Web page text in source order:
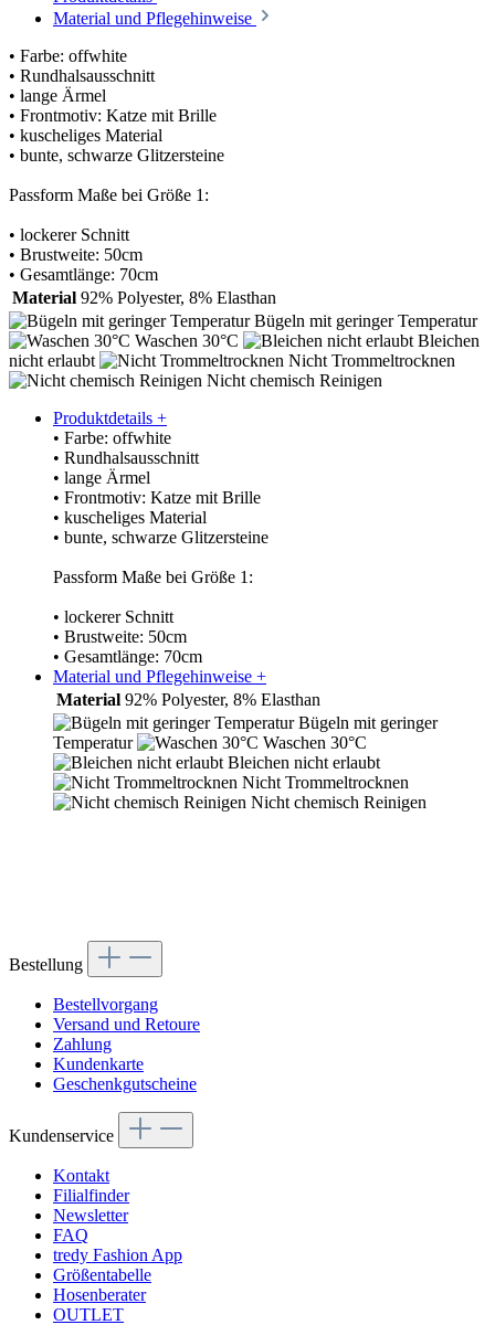
Material und Pflegehinweise
• Farbe: offwhite
• Rundhalsausschnitt
• lange Ärmel
• Frontmotiv: Katze mit Brille
• kuscheliges Material
• bunte, schwarze Glitzersteine
Passform Maße bei Größe 1:
• lockerer Schnitt
• Brustweite: 50cm
• Gesamtlänge: 70cm
Material 92% Polyester, 8% Elasthan
Bügeln mit geringer Temperatur
Waschen 30°C
Bleichen
nicht erlaubt
Nicht Trommeltrocknen
Nicht chemisch Reinigen
Produktdetails +
• Farbe: offwhite
• Rundhalsausschnitt
• lange Ärmel
• Frontmotiv: Katze mit Brille
• kuscheliges Material
• bunte, schwarze Glitzersteine
Passform Maße bei Größe 1:
• lockerer Schnitt
• Brustweite: 50cm
• Gesamtlänge: 70cm
Material und Pflegehinweise +
Material 92% Polyester, 8% Elasthan
Bügeln mit geringer
Temperatur
Waschen 30°C
Bleichen nicht erlaubt
Nicht Trommeltrocknen
Nicht chemisch Reinigen
Bestellung
Bestellvorgang
Versand und Retoure
Zahlung
Kundenkarte
Geschenkgutscheine
Kundenservice
Kontakt
Filialfinder
Newsletter
FAQ
tredy Fashion App
Größentabelle
Hosenberater
OUTLET